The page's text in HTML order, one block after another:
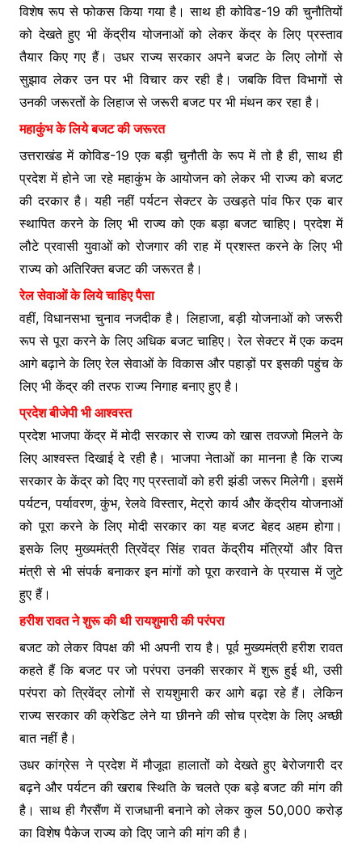
विशेष रूप से फोकस किया गया है। साथ ही कोविड-19 की चुनौतियों
को देखते हुए भी केंद्रीय योजनाओं को लेकर केंद्र के लिए प्रस्ताव
तैयार किए गए हैं। उधर राज्य सरकार अपने बजट के लिए लोगों से
सुझाव लेकर उन पर भी विचार कर रही है। जबकि वित्त विभागों से
उनकी जरूरतों के लिहाज से जरूरी बजट पर भी मंथन कर रहा है।
महाकुंभ के लिये बजट की जरूरत
उत्तराखंड में कोविड-19 एक बड़ी चुनौती के रूप में तो है ही, साथ ही
प्रदेश में होने जा रहे महाकुंभ के आयोजन को लेकर भी राज्य को बजट
की दरकार है। यही नहीं पर्यटन सेक्टर के उखड़ते पांव फिर एक बार
स्थापित करने के लिए भी राज्य को एक बड़ा बजट चाहिए। प्रदेश में
लौटे प्रवासी युवाओं को रोजगार की राह में प्रशस्त करने के लिए भी
राज्य को अतिरिक्त बजट की जरूरत है।
रेल सेवाओं के लिये चाहिए पैसा
वहीं, विधानसभा चुनाव नजदीक है। लिहाजा, बड़ी योजनाओं को जरूरी
रूप से पूरा करने के लिए अधिक बजट चाहिए। रेल सेक्टर में एक कदम
आगे बढ़ाने के लिए रेल सेवाओं के विकास और पहाड़ों पर इसकी पहुंच के
लिए भी केंद्र की तरफ राज्य निगाह बनाए हुए है।
प्रदेश बीजेपी भी आश्वस्त
प्रदेश भाजपा केंद्र में मोदी सरकार से राज्य को खास तवज्जो मिलने के
लिए आश्वस्त दिखाई दे रही है। भाजपा नेताओं का मानना है कि राज्य
सरकार के केंद्र को दिए गए प्रस्तावों को हरी झंडी जरूर मिलेगी। इसमें
पर्यटन, पर्यावरण, कुंभ, रेलवे विस्तार, मेट्रो कार्य और केंद्रीय योजनाओं
को पूरा करने के लिए मोदी सरकार का यह बजट बेहद अहम होगा।
इसके लिए मुख्यमंत्री त्रिवेंद्र सिंह रावत केंद्रीय मंत्रियों और वित्त
मंत्री से भी संपर्क बनाकर इन मांगों को पूरा करवाने के प्रयास में जुटे
हुए हैं।
हरीश रावत ने शुरू की थी रायशुमारी की परंपरा
बजट को लेकर विपक्ष की भी अपनी राय है। पूर्व मुख्यमंत्री हरीश रावत
कहते हैं कि बजट पर जो परंपरा उनकी सरकार में शुरू हुई थी, उसी
परंपरा को त्रिवेंद्र लोगों से रायशुमारी कर आगे बढ़ा रहे हैं। लेकिन
राज्य सरकार की क्रेडिट लेने या छीनने की सोच प्रदेश के लिए अच्छी
बात नहीं है।
उधर कांग्रेस ने प्रदेश में मौजूदा हालातों को देखते हुए बेरोजगारी दर
बढ़ने और पर्यटन की खराब स्थिति के चलते एक बड़े बजट की मांग की
है। साथ ही गैरसैंण में राजधानी बनाने को लेकर कुल 50,000 करोड़
का विशेष पैकेज राज्य को दिए जाने की मांग की है।